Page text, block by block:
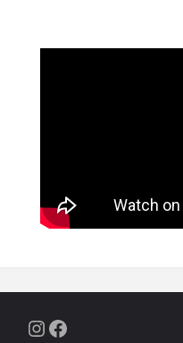
Instagram
Facebook